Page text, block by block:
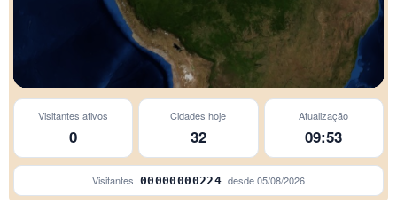
Visitantes ativos
0
Cidades hoje
32
Atualização
09:53
Visitantes 00000000224 desde05/08/2026